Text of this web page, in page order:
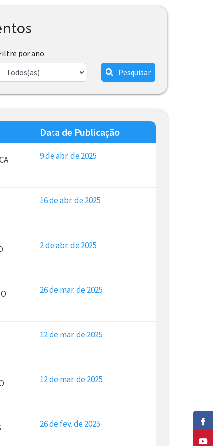
por ano
Pesquisar
Data de Publicação
9 de abr. de 2025
16 de abr. de 2025
2 de abr. de 2025
26 de mar. de 2025
12 de mar. de 2025
12 de mar. de 2025
26 de fev. de 2025